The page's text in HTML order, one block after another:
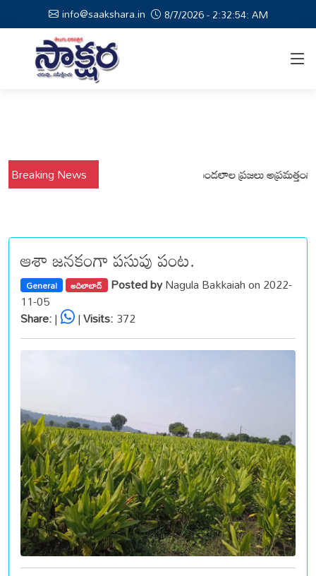
info@saakshara.in 8/7/2026 - 2:32:54: AM
Breaking News
వర్షాల నేపథ్యంలో కోటపల్లి, వేమనపల్లి మండలాల ప్రజలు అప్రమత్తంగా
ఆశా జనకంగా పసుపు పంట.
General ఆదిలాబాద్ Posted byNagula Bakkaiah on 2022-
11-05
Share:| |Visits:372